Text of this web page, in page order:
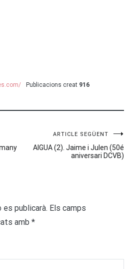
Publicacions creat 916
ARTICLE SEGÜENT
AIGUA (2). Jaime i Julen (50é
aniversari DCVB)
es publicarà. Els camps
amb *